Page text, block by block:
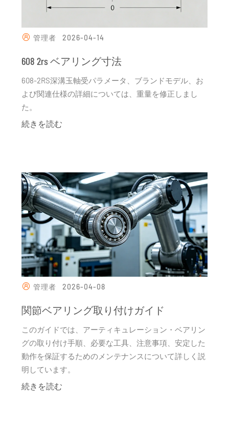
管理者 2026-04-14
608 2rs ベアリング寸法
608-2RS深溝玉軸受パラメータ、ブランドモデル、お
よび関連仕様の詳細については、重量を修正しまし
た。
続きを読む
管理者 2026-04-08
関節ベアリング取り付けガイド
このガイドでは、アーティキュレーション・ベアリン
グの取り付け手順、必要な工具、注意事項、安定した
動作を保証するためのメンテナンスについて詳しく説
明しています。
続きを読む